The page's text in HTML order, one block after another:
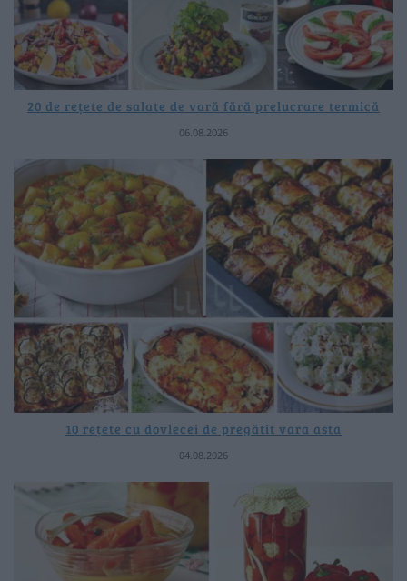
20 de rețete de salate de vară fără prelucrare termică
06.08.2026
10 rețete cu dovlecei de pregătit vara asta
04.08.2026